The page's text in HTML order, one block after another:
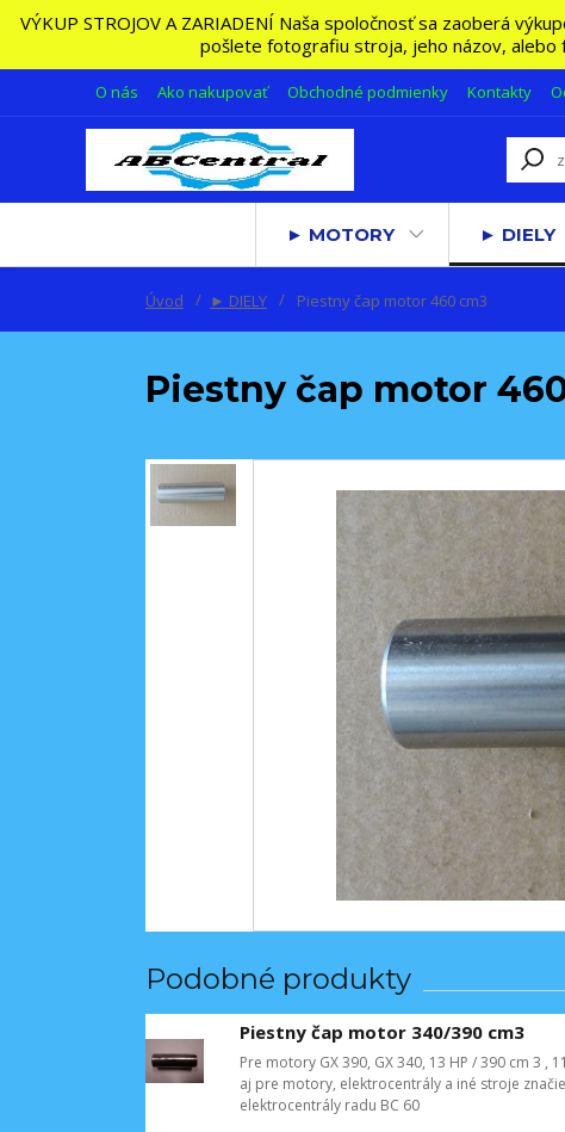
VÝKUP STROJOV A ZARIADENÍ Naša spoločnosť sa zaoberá
pošlete fotografiu stroja, jeho názov, alebo
O nás Ako nakupovať Obchodné podmienky Kontakty
► MOTORY ► DIELY
Úvod ► DIELY Piestny čap motor 460 cm3
Piestny čap motor
Podobné produkty
Piestny čap motor 340/390 cm3
Pre motory GX 390, GX 340, 13 HP / 390 cm 3
aj pre motory, elektrocentrály a iné stroje
elektrocentrály radu BC 60